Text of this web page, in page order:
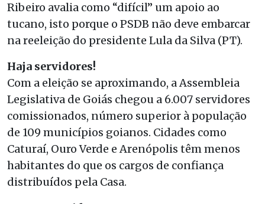
Ribeiro avalia como “difícil” um apoio ao
tucano, isto porque o PSDB não deve embarcar
na reeleição do presidente Lula da Silva (PT).
Haja servidores!
Com a eleição se aproximando, a Assembleia
Legislativa de Goiás chegou a 6.007 servidores
comissionados, número superior à população
de 109 municípios goianos. Cidades como
Caturaí, Ouro Verde e Arenópolis têm menos
habitantes do que os cargos de confiança
distribuídos pela Casa.